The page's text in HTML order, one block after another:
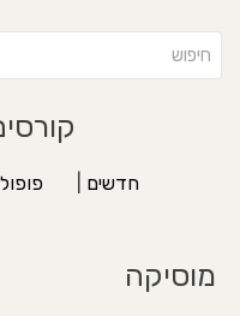
חדשים
מוסיקה